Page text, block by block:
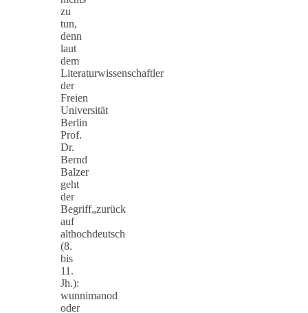
zu
tun,
denn
laut
dem
Literaturwissenschaftler
der
Freien
Universität
Berlin
Prof.
Dr.
Bernd
Balzer
geht
der
Begriff„zurück
auf
althochdeutsch
(8.
bis
11.
Jh.):
wunnimanod
oder